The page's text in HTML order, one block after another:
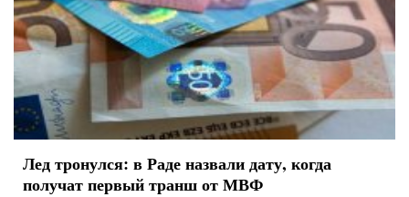
Лед тронулся: в Раде назвали дату, когда
получат первый транш от МВФ